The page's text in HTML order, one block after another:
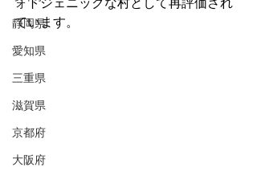
静岡県
愛知県
三重県
滋賀県
京都府
大阪府
ています。